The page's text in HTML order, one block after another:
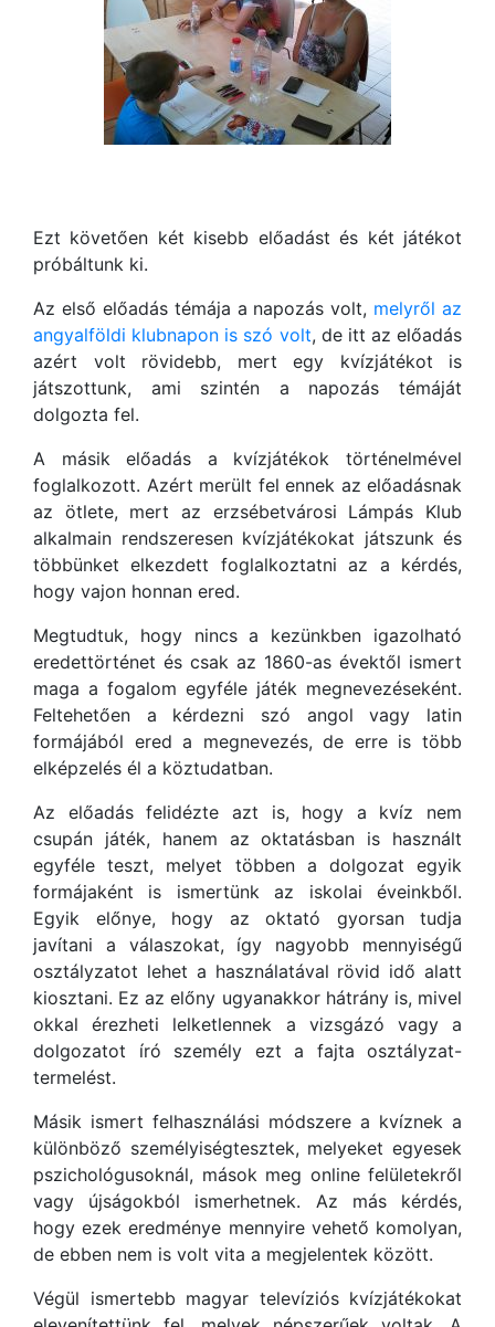
Ezt követően két kisebb előadást és két játékot
próbáltunk ki.
Az első előadás témája a napozás volt, melyről az
angyalföldi klubnapon is szó volt, de itt az előadás
azért volt rövidebb, mert egy kvízjátékot is
játszottunk, ami szintén a napozás témáját
dolgozta fel.
A másik előadás a kvízjátékok történelmével
foglalkozott. Azért merült fel ennek az előadásnak
az ötlete, mert az erzsébetvárosi Lámpás Klub
alkalmain rendszeresen kvízjátékokat játszunk és
többünket elkezdett foglalkoztatni az a kérdés,
hogy vajon honnan ered.
Megtudtuk, hogy nincs a kezünkben igazolható
eredettörténet és csak az 1860-as évektől ismert
maga a fogalom egyféle játék megnevezéseként.
Feltehetően a kérdezni szó angol vagy latin
formájából ered a megnevezés, de erre is több
elképzelés él a köztudatban.
Az előadás felidézte azt is, hogy a kvíz nem
csupán játék, hanem az oktatásban is használt
egyféle teszt, melyet többen a dolgozat egyik
formájaként is ismertünk az iskolai éveinkből.
Egyik előnye, hogy az oktató gyorsan tudja
javítani a válaszokat, így nagyobb mennyiségű
osztályzatot lehet a használatával rövid idő alatt
kiosztani. Ez az előny ugyanakkor hátrány is, mivel
okkal érezheti lelketlennek a vizsgázó vagy a
dolgozatot író személy ezt a fajta osztályzat-
termelést.
Másik ismert felhasználási módszere a kvíznek a
különböző személyiségtesztek, melyeket egyesek
pszichológusoknál, mások meg online felületekről
vagy újságokból ismerhetnek. Az más kérdés,
hogy ezek eredménye mennyire vehető komolyan,
de ebben nem is volt vita a megjelentek között.
Végül ismertebb magyar televíziós kvízjátékokat